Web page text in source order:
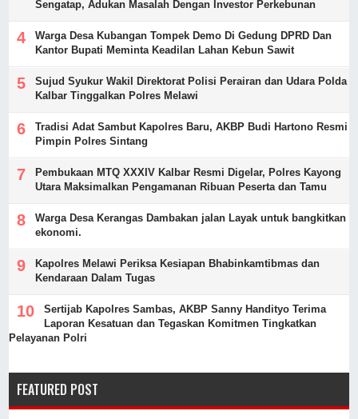
Sengatap, Adukan Masalah Dengan Investor Perkebunan
Warga Desa Kubangan Tompek Demo Di Gedung DPRD Dan
Kantor Bupati Meminta Keadilan Lahan Kebun Sawit
Sujud Syukur Wakil Direktorat Polisi Perairan dan Udara Polda
Kalbar Tinggalkan Polres Melawi
Tradisi Adat Sambut Kapolres Baru, AKBP Budi Hartono Resmi
Pimpin Polres Sintang
Pembukaan MTQ XXXIV Kalbar Resmi Digelar, Polres Kayong
Utara Maksimalkan Pengamanan Ribuan Peserta dan Tamu
Warga Desa Kerangas Dambakan jalan Layak untuk bangkitkan
ekonomi.
Kapolres Melawi Periksa Kesiapan Bhabinkamtibmas dan
Kendaraan Dalam Tugas
‎Sertijab Kapolres Sambas, AKBP Sanny Handityo Terima
Laporan Kesatuan dan Tegaskan Komitmen Tingkatkan
Pelayanan Polri
FEATURED POST